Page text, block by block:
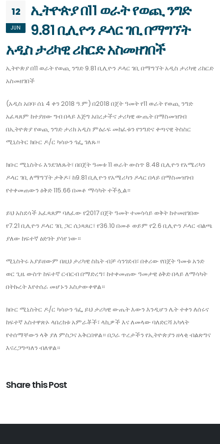
12
JUN
ኢትዮጵያ በ11 ወራት የወጪ ንግድ
9.81 ቢሊዮን ዶላር ገቢ በማግኘት
አዲስ ታሪካዊ ሪከርድ አስመዘገበች
ኢትዮጵያ በ11 ወራት የወጪ ንግድ 9.81 ቢሊዮን ዶላር ገቢ በማግኘት አዲስ ታሪካዊ ሪከርድ
አስመዘገበች
(አዲስ አበባ፡ ሰኔ 4 ቀን 2018 ዓ.ም) በ2018 በጀት ዓመት የ11 ወራት የወጪ ንግድ
አፈጻጸም ከተያዘው ግብ በላይ እጅግ አበረታችና ታሪካዊ ውጤት በማስመዝገብ
በኢትዮጵያ የወጪ ንግድ ታሪክ አዲስ ምዕራፍ መከፈቱን የንግድና ቀጣናዊ ትስስር
ሚኒስትር ክቡር ዶ/ር ካሳሁን ጎፌ ገለጹ።
ክቡር ሚኒስትሩ እንደገለጹት፣ በበጀት ዓመቱ 11 ወራት ውስጥ 8.48 ቢሊዮን የአሜሪካን
ዶላር ገቢ ለማግኘት ታቅዶ፣ ከ9.81 ቢሊዮን የአሜሪካን ዶላር በላይ በማስመዝገብ
የተቀመጠውን ዕቅድ 115.66 በመቶ ማሳካት ተችሏል።
ይህ አስደሳች አፈጻጸም ባለፈው የ2017 በጀት ዓመት ተመሳሳይ ወቅት ከተመዘገበው
የ7.21 ቢሊዮን ዶላር ገቢ ጋር ሲነጻጸር፣ የ36.10 በመቶ ወይም የ2.6 ቢሊዮን ዶላር ብልጫ
ያለው ከፍተኛ ዕድገት ያሳየ ነው።
ሚኒስትሩ አያይዘውም በዚህ ታሪካዊ ስኬት ብቻ ሳንገደብ፣ በቀሪው የበጀት ዓመቱ አንድ
ወር ጊዜ ውስጥ ከፍተኛ ርብርብ በማድረግ፣ ከተቀመጠው ዓመታዊ ዕቅድ በላይ ለማሳካት
በትኩረት እየተሰራ መሆኑን አስታውቀዋል።
ክቡር ሚኒስትር ዶ/ር ካሳሁን ጎፌ ይህ ታሪካዊ ውጤት እውን እንዲሆን ሌት ተቀን ለሰሩና
ከፍተኛ አስተዋጽኦ ላበረከቱ አምራቾች፣ ላኪዎች እና ለመላው ባለድርሻ አካላት
የተሰማቸውን ላቅ ያለ ምስጋና አቅርበዋል። በጋራ ጥረታችን የኢትዮጵያን ዘላቂ ብልጽግና
እናረጋግጣለን ብለዋል።
Share this Post